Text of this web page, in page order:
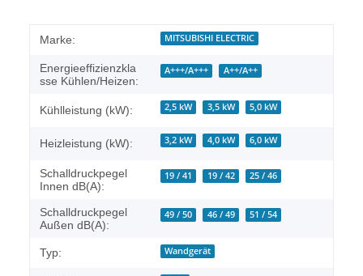
Marke: MITSUBISHI ELECTRIC
Energieeffizienzkla
sse Kühlen/Heizen:
A+++/A+++ A++/A++
Kühlleistung (kW): 2,5 kW 3,5 kW 5,0 kW
Heizleistung (kW): 3,2 kW 4,0 kW 6,0 kW
Schalldruckpegel
Innen dB(A):
19 / 41 19 / 42 25 / 46
Schalldruckpegel
Außen dB(A):
49 / 50 46 / 49 51 / 54
Typ: Wandgerät